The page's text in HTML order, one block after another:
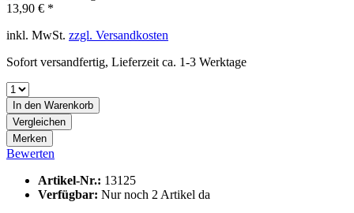
13,90 € *
inkl. MwSt. zzgl. Versandkosten
Sofort versandfertig, Lieferzeit ca. 1-3 Werktage
In den Warenkorb
Vergleichen
Merken
Bewerten
Artikel-Nr.: 13125
Verfügbar: Nur noch 2 Artikel da